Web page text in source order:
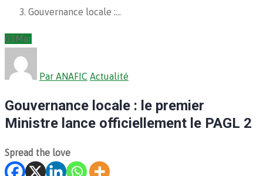
Gouvernance locale :…
03Mar
Par ANAFIC Actualité
Gouvernance locale : le premier
Ministre lance officiellement le PAGL 2
Spread the love